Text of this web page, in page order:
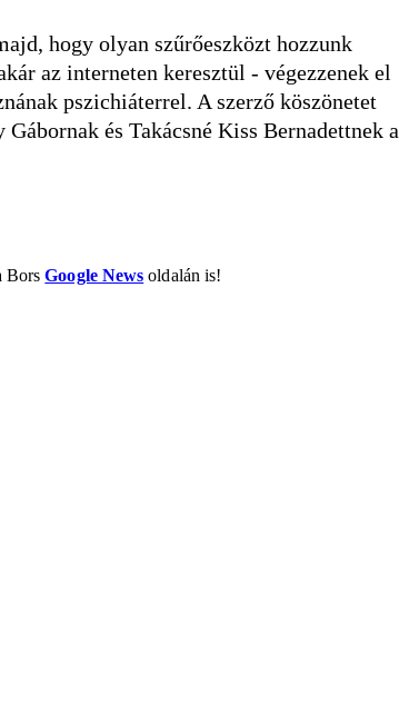
hogy olyan szűrőeszközt hozzunk
az interneten keresztül - végezzenek el
pszichiáterrel. A szerző köszönetet
és Takácsné Kiss Bernadettnek a
BorsGoogle News oldalán is!